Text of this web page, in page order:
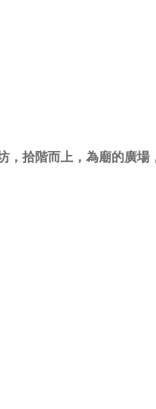
拾階而上，為廟的廣